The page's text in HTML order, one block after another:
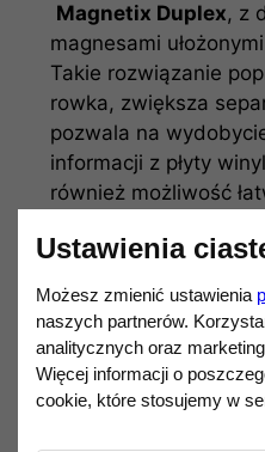
Magnetix Duplex, z
magnesami
Takie rozwiązanie
rowka, zwiększa
pozwala na
informacji z płyty
również możliwość
tej samej serii.
Parametry
Typ wkładki:
Mocowanie: 1/
Ustawienia
Możesz zmienić ustawienia
naszych partnerów.
analitycznych oraz
Więcej informacji o
cookie, które stosujemy w